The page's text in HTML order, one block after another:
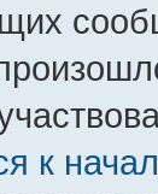
к